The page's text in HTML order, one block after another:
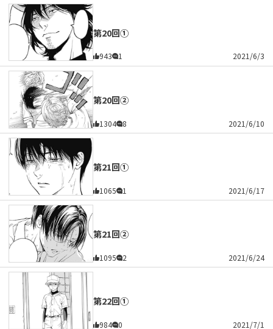
第20回①
943 1 2021/6/3
第20回②
1304 8 2021/6/10
第21回①
1065 1 2021/6/17
第21回②
1095 2 2021/6/24
第22回①
984 0 2021/7/1